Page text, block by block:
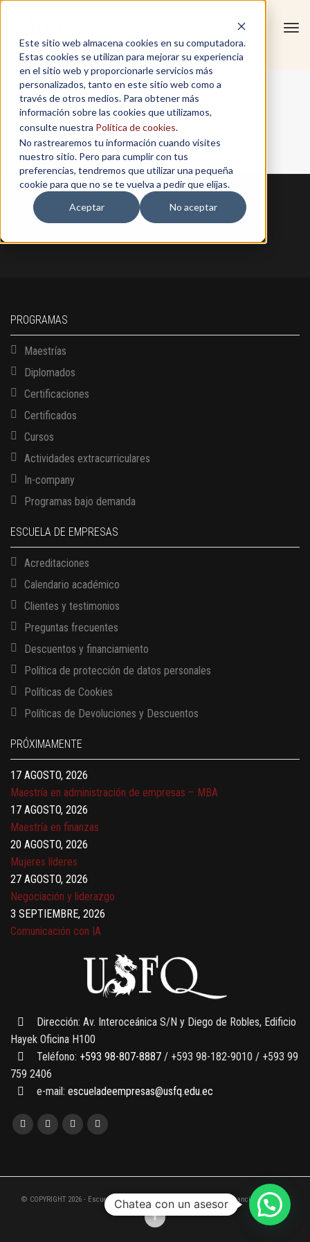
Este sitio web almacena cookies en su computadora.
Estas cookies se utilizan para mejorar su experiencia
en el sitio web y proporcionarle servicios más
personalizados, tanto en este sitio web como a
través de otros medios. Para obtener más
información sobre las cookies que utilizamos,
consulte nuestra Política de cookies.
No rastrearemos tu información cuando visites
nuestro sitio. Pero para cumplir con tus
preferencias, tendremos que utilizar una pequeña
cookie para que no se te vuelva a pedir que elijas.
Aceptar
No aceptar
Sarah Spitz
Home / Sarah Spitz
PROGRAMAS
Maestrías
Diplomados
Certificaciones
Certificados
Cursos
Actividades extracurriculares
In-company
Programas bajo demanda
ESCUELA DE EMPRESAS
Acreditaciones
Calendario académico
Clientes y testimonios
Preguntas frecuentes
Descuentos y financiamiento
Política de protección de datos personales
Políticas de Cookies
Políticas de Devoluciones y Descuentos
PRÓXIMAMENTE
13 AGOSTO, 2026
17 AGOSTO, 2026
Gerencia de empresas familiares
17 AGOSTO, 2026
Maestría en administración de empresas – MBA
17 AGOSTO, 2026
Maestría en finanzas
20 AGOSTO, 2026
Mujeres líderes
27 AGOSTO, 2026
Negociación y liderazgo
3 SEPTIEMBRE, 2026
Comunicación con IA
Gobernanza de datos
13 AGOSTO, 2026
Finanzas para no financieros
Dirección: Av. Interoceánica S/N y Diego de Robles, Edificio
Hayek Oficina H100
Teléfono: +593 98-807-8887 / +593 98-182-9010 / +593 99
759 2406
e-mail: escueladeempresas@usfq.edu.ec
© COPYRIGHT 2026 - Escuela de Empresas de la Universidad San Francisco de Quito
Chatea con un asesor